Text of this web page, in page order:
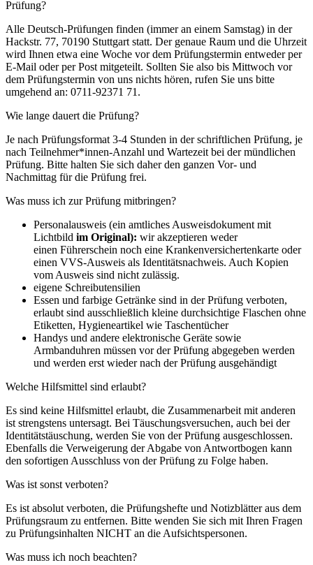
Prüfung?
Alle Deutsch-Prüfungen finden (immer an einem Samstag) in der
Hackstr. 77, 70190 Stuttgart statt. Der genaue Raum und die Uhrzeit
wird Ihnen etwa eine Woche vor dem Prüfungstermin entweder per
E-Mail oder per Post mitgeteilt. Sollten Sie also bis Mittwoch vor
dem Prüfungstermin von uns nichts hören, rufen Sie uns bitte
umgehend an: 0711-92371 71.
Wie lange dauert die Prüfung?
Je nach Prüfungsformat 3-4 Stunden in der schriftlichen Prüfung, je
nach Teilnehmer*innen-Anzahl und Wartezeit bei der mündlichen
Prüfung. Bitte halten Sie sich daher den ganzen Vor- und
Nachmittag für die Prüfung frei.
Was muss ich zur Prüfung mitbringen?
Personalausweis (ein amtliches Ausweisdokument mit
Lichtbild im Original): wir akzeptieren weder
einen Führerschein noch eine Krankenversichertenkarte oder
einen VVS-Ausweis als Identitätsnachweis. Auch Kopien
vom Ausweis sind nicht zulässig.
eigene Schreibutensilien
Essen und farbige Getränke sind in der Prüfung verboten,
erlaubt sind ausschließlich kleine durchsichtige Flaschen ohne
Etiketten, Hygieneartikel wie Taschentücher
Handys und andere elektronische Geräte sowie
Armbanduhren müssen vor der Prüfung abgegeben werden
und werden erst wieder nach der Prüfung ausgehändigt
Welche Hilfsmittel sind erlaubt?
Es sind keine Hilfsmittel erlaubt, die Zusammenarbeit mit anderen
ist strengstens untersagt. Bei Täuschungsversuchen, auch bei der
Identitätstäuschung, werden Sie von der Prüfung ausgeschlossen.
Ebenfalls die Verweigerung der Abgabe von Antwortbogen kann
den sofortigen Ausschluss von der Prüfung zu Folge haben.
Was ist sonst verboten?
Es ist absolut verboten, die Prüfungshefte und Notizblätter aus dem
Prüfungsraum zu entfernen. Bitte wenden Sie sich mit Ihren Fragen
zu Prüfungsinhalten NICHT an die Aufsichtspersonen.
Was muss ich noch beachten?